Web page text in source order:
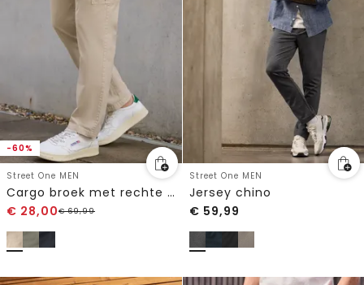
-60%
Street One MEN
Cargo broek met rechte pijpen
€ 28,00€69,99
Street One MEN
Jersey chino
€ 59,99